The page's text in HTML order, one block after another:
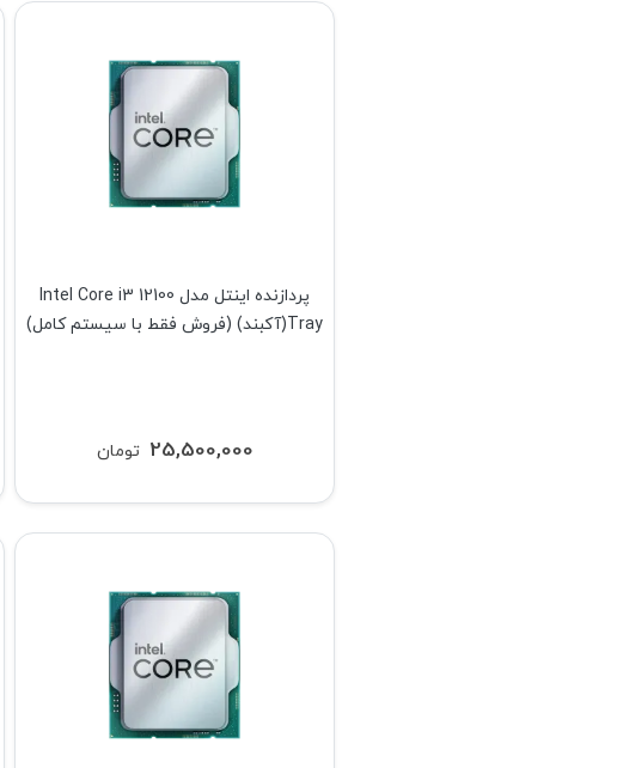
پردازنده اینتل مدل Intel Core i3 12100
Tray(آکبند) (فروش فقط با سیستم کامل)
تومان 25,500,000